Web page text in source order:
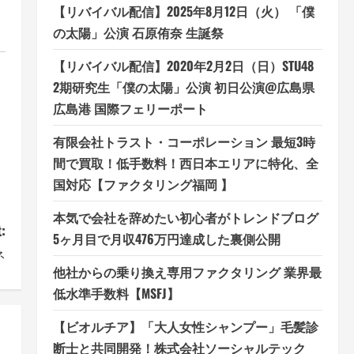
【リバイバル配信】2025年8月12日（火） 「僕
の太陽」公演 石原侑奈 生誕祭
【リバイバル配信】2020年2月2日（日）STU48
2期研究生「僕の太陽」公演 初日公演@広島県
広島港 国際フェリーポート
有限会社トラスト・コーポレーション 最短3時
間で買取！低手数料！西日本エリアに特化、全
国対応【ファクタリング福岡 】
本気で会社を辞めたい初心者がトレンドブログ
5ヶ月目で月収476万円達成した裏側公開
他社からの乗り換え専用ファクタリング 業界最
低水準手数料【MSFJ】
【ビオルチア】「大人女性シャンプー」毛髪診
断士と共同開発！株式会社ソーシャルテック